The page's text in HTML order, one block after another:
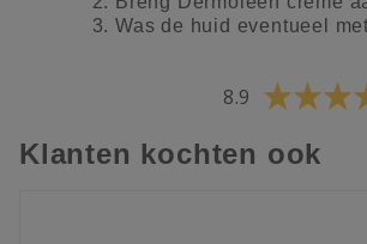
Was de huid eventueel
8.9
Klanten kochten ook